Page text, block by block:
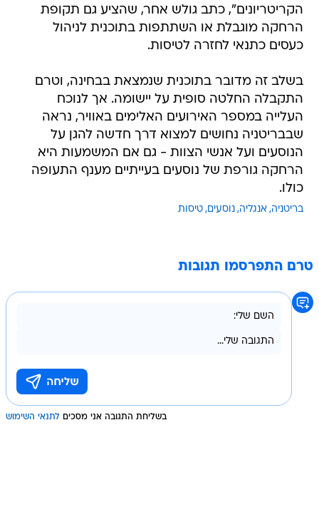
הקריטריונים", כתב גולש אחר, שהציע גם תקופת
הרחקה מוגבלת או השתתפות בתוכנית לניהול
כעסים כתנאי לחזרה לטיסות.
בשלב זה מדובר בתוכנית שנמצאת בבחינה, וטרם
התקבלה החלטה סופית על יישומה. אך לנוכח
העלייה במספר האירועים האלימים באוויר, נראה
שבבריטניה נחושים למצוא דרך חדשה להגן על
הנוסעים ועל אנשי הצוות - גם אם המשמעות היא
הרחקה גורפת של נוסעים בעייתיים מענף התעופה
כולו.
בריטניה אנגליה נוסעים טיסות
טרם התפרסמו תגובות
בשליחת התגובה אני מסכים לתנאי השימוש